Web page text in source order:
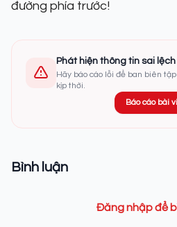
đường phía trước!
Phát hiện thông tin sai
Hãy báo cáo lỗi để ban biên
kịp thời.
Báo cáo bài
Bình luận
Đăng nhập để